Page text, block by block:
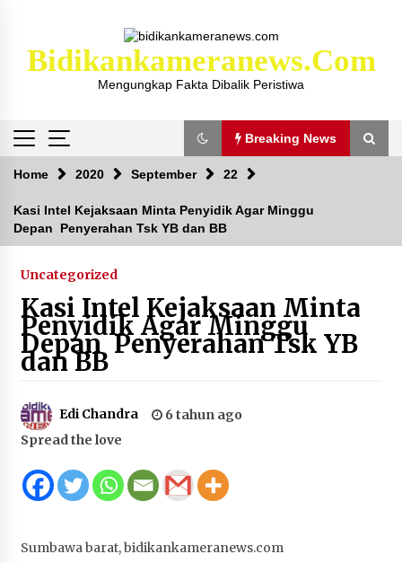
Bidikankameranews.com
Mengungkap Fakta Dibalik Peristiwa
Breaking News
Breaking News
Kejaksaan KSB Mulai Lidik Mafia Tanah Desa
Sekongkang Bawah
2 tahun ago
Laporan Dugaan Pencabulan di Desa Sepayung
Kec. Plampang, Polres Sumbawa Pastikan
Proses Penyelidikan Berjalan Maksimal
4 minggu ago
Anggota Satlantas Polres Sumbawa, Briptu
Juanda, Edukasi Masyarakat dalam Mengurus
Administrasi Kendaraan Berupa SIM
HUT ke-46 Dekranas di Makassar, di Hadapan
4 minggu ago
Home 2020 September 22
Kasi Intel Kejaksaan Minta Penyidik Agar Minggu
Depan Penyerahan Tsk YB dan BB
Uncategorized
Kasi Intel Kejaksaan Minta
Penyidik Agar Minggu
Depan Penyerahan Tsk YB
dan BB
Edi Chandra
6 tahun ago
Spread the love
Sumbawa barat, bidikankameranews.com